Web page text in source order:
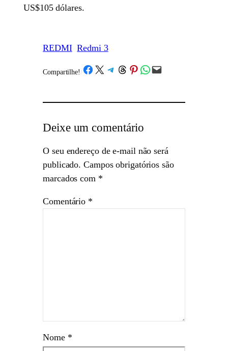
US$105 dólares.
REDMI Redmi 3
Compartilhe!/Share on Facebook
Share on X Share on Telegram
Share on Threads
Share on Pinterest
Share on WhatsApp
Email this Page
Deixe um comentário
O seu endereço de e-mail não será
publicado. Campos obrigatórios são
marcados com *
Comentário *
Nome *